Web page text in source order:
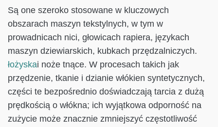
Są one szeroko stosowane w kluczowych
obszarach maszyn tekstylnych, w tym w
prowadnicach nici, głowicach rapiera, językach
maszyn dziewiarskich, kubkach przędzalniczych.
łożyskai noże tnące. W procesach takich jak
przędzenie, tkanie i dzianie włókien syntetycznych,
części te bezpośrednio doświadczają tarcia z dużą
prędkością o włókna; ich wyjątkowa odporność na
zużycie może znacznie zmniejszyć częstotliwość